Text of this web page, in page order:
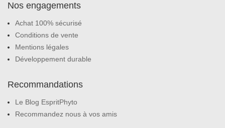
Nos engagements
Achat 100% sécurisé
Conditions de vente
Mentions légales
Développement durable
Recommandations
Le Blog EspritPhyto
Recommandez nous à vos amis